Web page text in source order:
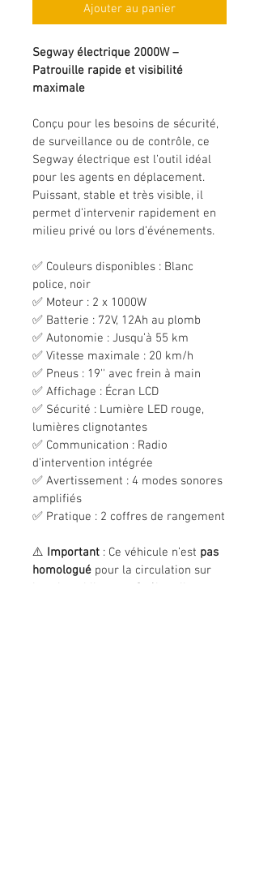
Ajouter au panier
Segway électrique 2000W –
Patrouille rapide et visibilité
maximale
Conçu pour les besoins de sécurité,
de surveillance ou de contrôle, ce
Segway électrique est l’outil idéal
pour les agents en déplacement.
Puissant, stable et très visible, il
permet d’intervenir rapidement en
milieu privé ou lors d’événements.
✅ Couleurs disponibles : Blanc
police, noir
✅ Moteur : 2 x 1000W
✅ Batterie : 72V, 12Ah au plomb
✅ Autonomie : Jusqu’à 55 km
✅ Vitesse maximale : 20 km/h
✅ Pneus : 19'' avec frein à main
✅ Affichage : Écran LCD
✅ Sécurité : Lumière LED rouge,
lumières clignotantes
✅ Communication : Radio
d’intervention intégrée
✅ Avertissement : 4 modes sonores
amplifiés
✅ Pratique : 2 coffres de rangement
⚠️ Important : Ce véhicule n’est pas
homologué pour la circulation sur
la voie publique au Québec. Il est